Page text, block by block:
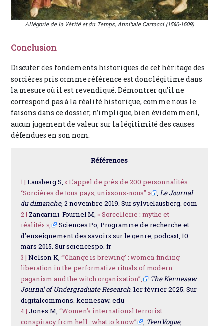
Allégorie de la Vérité et du Temps, Annibale Carracci (1560-1609)
Conclusion
Discuter des fondements historiques de cet héritage des
sorcières pris comme référence est donc légitime dans
la mesure où il est revendiqué. Démontrer qu’il ne
correspond pas à la réalité historique, comme nous le
faisons dans ce dossier, n’implique, bien évidemment,
aucun jugement de valeur sur la légitimité des causes
défendues en son nom.
Références
1 | Lausberg S,« L’appel de près de 200 personnalités :
“Sorcières de tous pays, unissons-nous” »
,Le Journal
du dimanche, 2 novembre 2019. Sur sylvielausberg. com
2 | Zancarini-Fournel M,« Sorcellerie : mythe et
réalités »,
Sciences Po, Programme de recherche et
d’enseignement des savoirs sur le genre, podcast, 10
mars 2015. Sur sciencespo. fr
3 | Nelson K,“‘Change is brewing’ : women finding
liberation in the performative rituals of modern
paganism and the witch organization”,
The Kennesaw
Journal of Undergraduate Research, 1er février 2025. Sur
digitalcommons. kennesaw. edu
4 | Jones M,“Women’s international terrorist
conspiracy from hell : what to know”
, TeenVogue,